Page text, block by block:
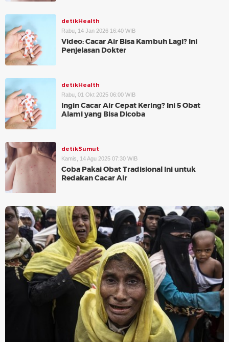
detikHealth
Rabu, 14 Jan 2026 16:40 WIB
Video: Cacar Air Bisa Kambuh Lagi? Ini
Penjelasan Dokter
detikHealth
Rabu, 01 Okt 2025 06:00 WIB
Ingin Cacar Air Cepat Kering? Ini 5 Obat
Alami yang Bisa Dicoba
detikSumut
Kamis, 14 Agu 2025 07:30 WIB
Coba Pakai Obat Tradisional Ini untuk
Redakan Cacar Air